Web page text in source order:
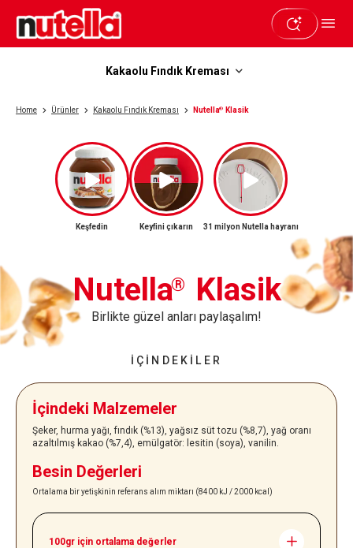
Kakaolu Fındık Kreması
Home Ürünler Kakaolu Fındık Kreması Nutella® Klasik
Keşfedin Keyfini çıkarın 31 milyon Nutella hayranı
Nutella® Klasik
Birlikte güzel anları paylaşalım!
İÇINDEKILER
İçindeki Malzemeler
Şeker, hurma yağı, fındık (%13), yağsız süt tozu (%8,7), yağ oranı
azaltılmış kakao (%7,4), emülgatör: lesitin (soya), vanilin.
Besin Değerleri
Ortalama bir yetişkinin referans alım miktarı (8400 kJ / 2000 kcal)
100gr için ortalama değerler